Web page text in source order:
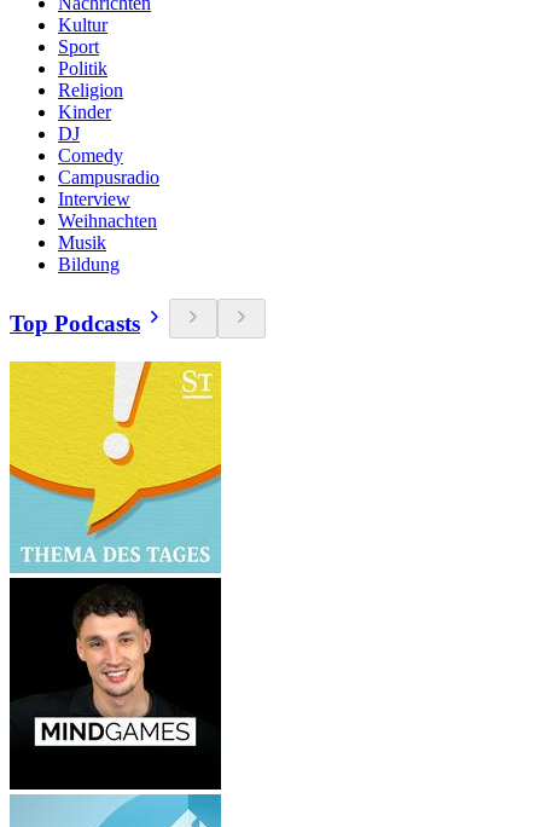
Kultur
Sport
Politik
Religion
Kinder
DJ
Comedy
Campusradio
Interview
Weihnachten
Musik
Bildung
Top Podcasts